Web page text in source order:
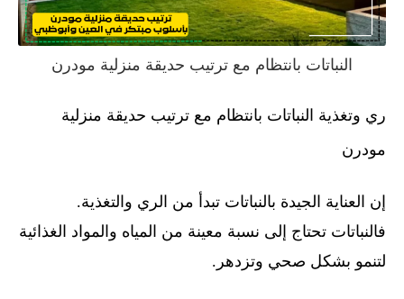
النباتات بانتظام مع ترتيب حديقة منزلية مودرن
ري وتغذية النباتات بانتظام مع ترتيب حديقة منزلية
مودرن
إن العناية الجيدة بالنباتات تبدأ من الري والتغذية.
فالنباتات تحتاج إلى نسبة معينة من المياه والمواد الغذائية
لتنمو بشكل صحي وتزدهر.